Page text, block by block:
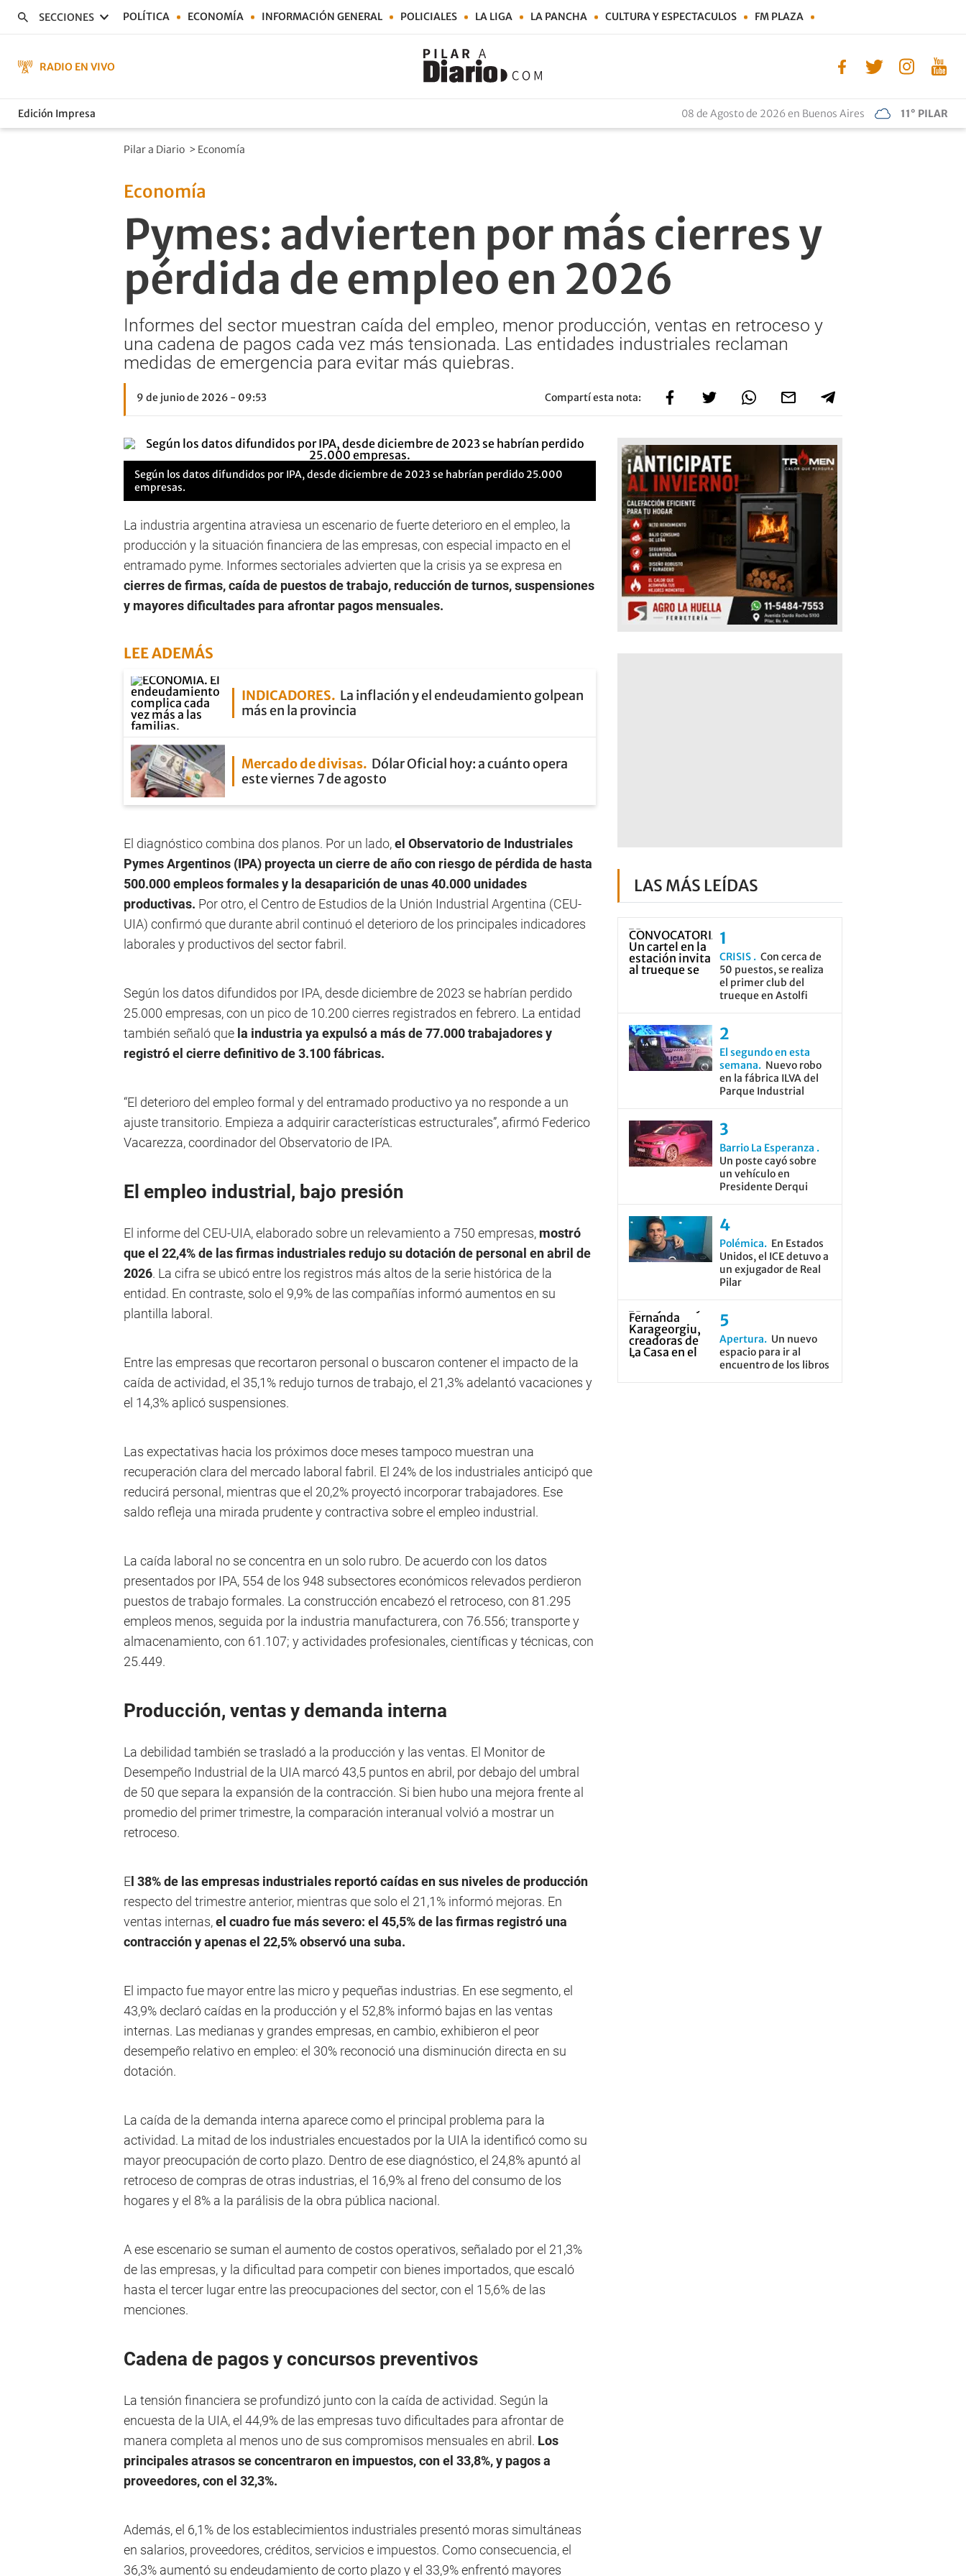
SECCIONES POLÍTICA ECONOMÍA INFORMACIÓN GENERAL POLICIALES LA LIGA LA PANCHA CULTURA Y ESPECTACULOS FM PLAZA
RADIO EN VIVO
Edición Impresa 08 de Agosto de 2026 en Buenos Aires 11° PILAR
Pilar a Diario > Economía
Economía
Pymes: advierten por más cierres y
pérdida de empleo en 2026
Informes del sector muestran caída del empleo, menor producción, ventas en retroceso y
una cadena de pagos cada vez más tensionada. Las entidades industriales reclaman
medidas de emergencia para evitar más quiebras.
9 de junio de 2026 - 09:53 Compartí esta nota:
Según los datos difundidos por IPA, desde diciembre de 2023 se habrían perdido 25.000
empresas.
La industria argentina atraviesa un escenario de fuerte deterioro en el empleo, la
producción y la situación financiera de las empresas, con especial impacto en el
entramado pyme. Informes sectoriales advierten que la crisis ya se expresa en
cierres de firmas, caída de puestos de trabajo, reducción de turnos, suspensiones
y mayores dificultades para afrontar pagos mensuales.
LEE ADEMÁS
INDICADORES
La inflación y el endeudamiento golpean
más en la provincia
Mercado de divisas Dólar Oficial hoy: a cuánto opera
este viernes 7 de agosto
El diagnóstico combina dos planos. Por un lado,el Observatorio de Industriales
Pymes Argentinos (IPA) proyecta un cierre de año con riesgo de pérdida de hasta
500.000 empleos formales y la desaparición de unas 40.000 unidades
productivas. Por otro, el Centro de Estudios de la Unión Industrial Argentina (CEU-
UIA) confirmó que durante abril continuó el deterioro de los principales indicadores
laborales y productivos del sector fabril.
Según los datos difundidos por IPA, desde diciembre de 2023 se habrían perdido
25.000 empresas, con un pico de 10.200 cierres registrados en febrero. La entidad
también señaló que la industria ya expulsó a más de 77.000 trabajadores y
registró el cierre definitivo de 3.100 fábricas.
“El deterioro del empleo formal y del entramado productivo ya no responde a un
ajuste transitorio. Empieza a adquirir características estructurales”, afirmó Federico
Vacarezza, coordinador del Observatorio de IPA.
El empleo industrial, bajo presión
El informe del CEU-UIA, elaborado sobre un relevamiento a 750 empresas, mostró
que el 22,4% de las firmas industriales redujo su dotación de personal en abril de
2026. La cifra se ubicó entre los registros más altos de la serie histórica de la
entidad. En contraste, solo el 9,9% de las compañías informó aumentos en su
plantilla laboral.
Entre las empresas que recortaron personal o buscaron contener el impacto de la
caída de actividad, el 35,1% redujo turnos de trabajo, el 21,3% adelantó vacaciones y
el 14,3% aplicó suspensiones.
Las expectativas hacia los próximos doce meses tampoco muestran una
recuperación clara del mercado laboral fabril. El 24% de los industriales anticipó que
reducirá personal, mientras que el 20,2% proyectó incorporar trabajadores. Ese
saldo refleja una mirada prudente y contractiva sobre el empleo industrial.
La caída laboral no se concentra en un solo rubro. De acuerdo con los datos
presentados por IPA, 554 de los 948 subsectores económicos relevados perdieron
puestos de trabajo formales. La construcción encabezó el retroceso, con 81.295
empleos menos, seguida por la industria manufacturera, con 76.556; transporte y
almacenamiento, con 61.107; y actividades profesionales, científicas y técnicas, con
25.449.
Producción, ventas y demanda interna
La debilidad también se trasladó a la producción y las ventas. El Monitor de
Desempeño Industrial de la UIA marcó 43,5 puntos en abril, por debajo del umbral
de 50 que separa la expansión de la contracción. Si bien hubo una mejora frente al
promedio del primer trimestre, la comparación interanual volvió a mostrar un
retroceso.
E l 38% de las empresas industriales reportó caídas en sus niveles de producción
respecto del trimestre anterior, mientras que solo el 21,1% informó mejoras. En
ventas internas,el cuadro fue más severo: el 45,5% de las firmas registró una
contracción y apenas el 22,5% observó una suba.
El impacto fue mayor entre las micro y pequeñas industrias. En ese segmento, el
43,9% declaró caídas en la producción y el 52,8% informó bajas en las ventas
internas. Las medianas y grandes empresas, en cambio, exhibieron el peor
desempeño relativo en empleo: el 30% reconoció una disminución directa en su
dotación.
La caída de la demanda interna aparece como el principal problema para la
actividad. La mitad de los industriales encuestados por la UIA la identificó como su
mayor preocupación de corto plazo. Dentro de ese diagnóstico, el 24,8% apuntó al
retroceso de compras de otras industrias, el 16,9% al freno del consumo de los
hogares y el 8% a la parálisis de la obra pública nacional.
A ese escenario se suman el aumento de costos operativos, señalado por el 21,3%
de las empresas, y la dificultad para competir con bienes importados, que escaló
hasta el tercer lugar entre las preocupaciones del sector, con el 15,6% de las
menciones.
Cadena de pagos y concursos preventivos
La tensión financiera se profundizó junto con la caída de actividad. Según la
encuesta de la UIA, el 44,9% de las empresas tuvo dificultades para afrontar de
manera completa al menos uno de sus compromisos mensuales en abril. Los
principales atrasos se concentraron en impuestos, con el 33,8%, y pagos a
proveedores, con el 32,3%.
Además, el 6,1% de los establecimientos industriales presentó moras simultáneas
en salarios, proveedores, créditos, servicios e impuestos. Como consecuencia, el
36,3% aumentó su endeudamiento de corto plazo y el 33,9% enfrentó mayores
LAS MÁS LEÍDAS
CRISIS
Con cerca de
50 puestos, se realiza
el primer club del
trueque en Astolfi
El segundo en esta
semana
Nuevo robo
en la fábrica ILVA del
Parque Industrial
Barrio La Esperanza
Un poste cayó sobre
un vehículo en
Presidente Derqui
Polémica
En Estados
Unidos, el ICE detuvo a
un exjugador de Real
Pilar
Apertura
Un nuevo
espacio para ir al
encuentro de los libros